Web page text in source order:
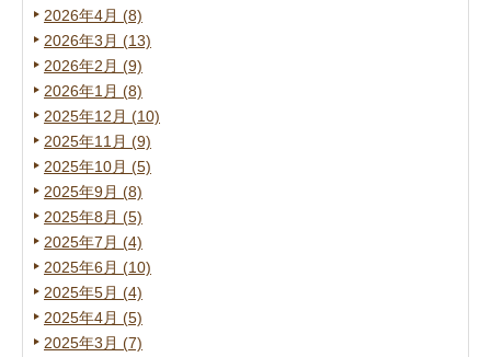
2026年4月 (8)
2026年3月 (13)
2026年2月 (9)
2026年1月 (8)
2025年12月 (10)
2025年11月 (9)
2025年10月 (5)
2025年9月 (8)
2025年8月 (5)
2025年7月 (4)
2025年6月 (10)
2025年5月 (4)
2025年4月 (5)
2025年3月 (7)